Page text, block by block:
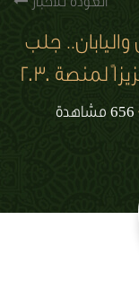
العودة للاخبار
جلب
لمنصة 2030
656 مشاهدة